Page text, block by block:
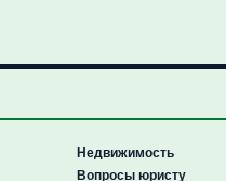
Недвижимость
Вопросы юристу